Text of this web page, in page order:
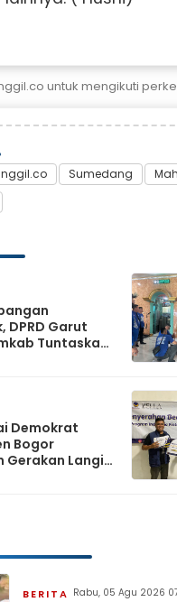
untuk mengikuti
Sumedang
DPRD Garut
Tuntaskan
Demokrat
Bogor
Gerakan Langit
BERITA Rabu, 05 Agu 2026